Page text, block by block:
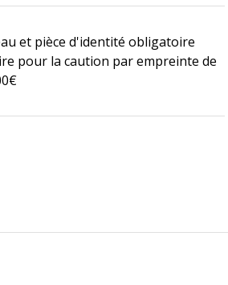
et pièce d'identité obligatoire
pour la caution par empreinte de